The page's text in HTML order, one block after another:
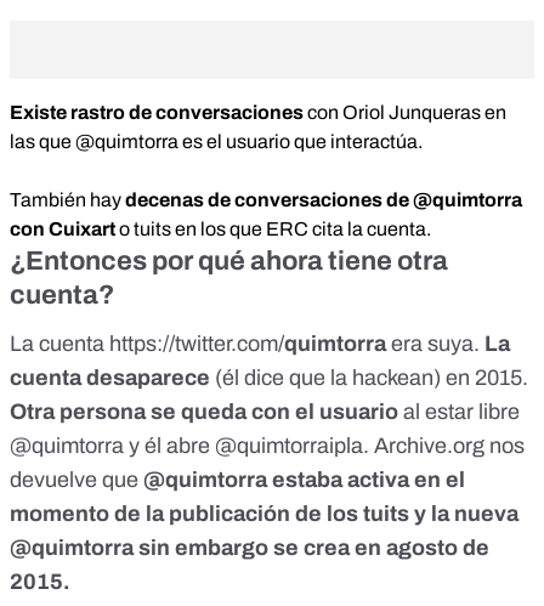
Existe rastro de conversacionescon Oriol Junqueras en
las que @quimtorra es el usuario que interactúa.
También haydecenas de conversaciones de @quimtorra
con Cuixarto tuits en los que ERC cita la cuenta.
¿Entonces por qué ahora tiene otra
cuenta?
La cuenta https://twitter.com/quimtorraera suya. La
cuenta desaparece (él dice que la hackean) en 2015.
Otra persona se queda con el usuario al estar libre
@quimtorra y él abre @quimtorraipla. Archive.org nos
devuelve que @quimtorra estaba activa en el
momento de la publicación de los tuits y la nueva
@quimtorra sin embargo se crea en agosto de
2015.